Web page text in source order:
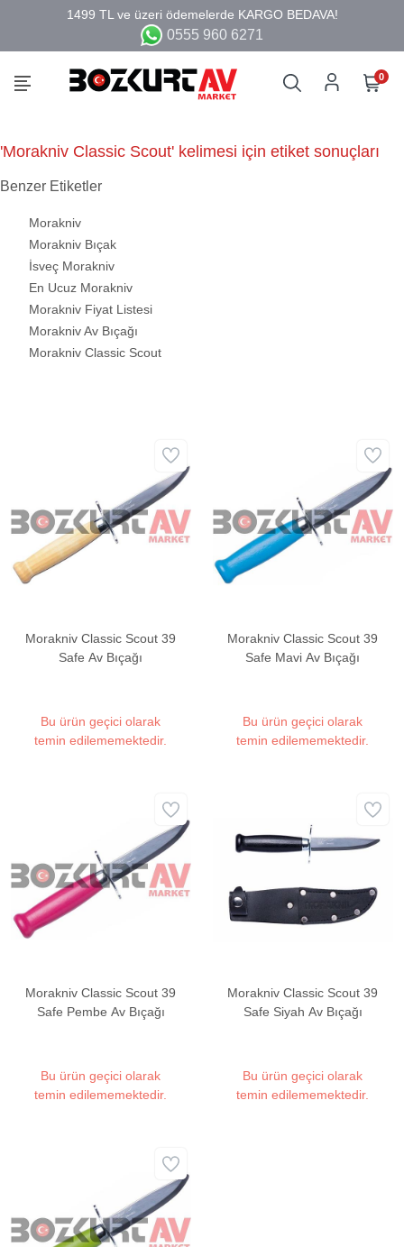
0555 960 6271
0
'Morakniv Classic Scout' kelimesi için etiket sonuçları
Benzer Etiketler
Morakniv
Morakniv Bıçak
İsveç Morakniv
En Ucuz Morakniv
Morakniv Fiyat Listesi
Morakniv Av Bıçağı
Morakniv Classic Scout
Morakniv Classic Scout 39
Safe Av Bıçağı
Bu ürün geçici olarak
temin edilememektedir.
Morakniv Classic Scout 39
Safe Mavi Av Bıçağı
Bu ürün geçici olarak
temin edilememektedir.
Morakniv Classic Scout 39
Safe Pembe Av Bıçağı
Bu ürün geçici olarak
temin edilememektedir.
Morakniv Classic Scout 39
Safe Siyah Av Bıçağı
Bu ürün geçici olarak
temin edilememektedir.